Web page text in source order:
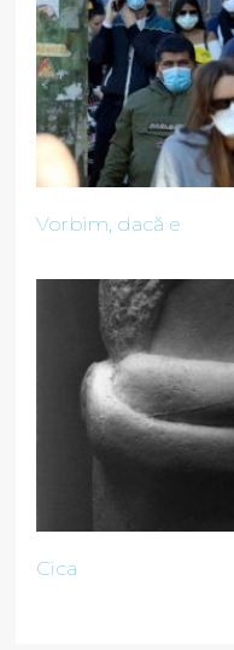
Vorbim, dacă e
Cica